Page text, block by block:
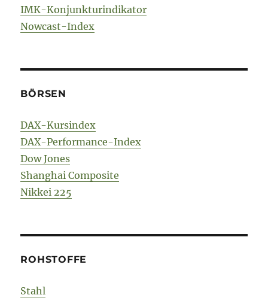
IMK-Konjunkturindikator
Nowcast-Index
BÖRSEN
DAX-Kursindex
DAX-Performance-Index
Dow Jones
Shanghai Composite
Nikkei 225
ROHSTOFFE
Stahl